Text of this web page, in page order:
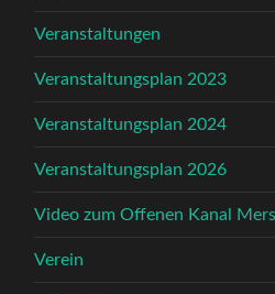
Veranstaltungen
Veranstaltungsplan 2023
Veranstaltungsplan 2024
Veranstaltungsplan 2026
Video zum Offenen Kanal
Verein